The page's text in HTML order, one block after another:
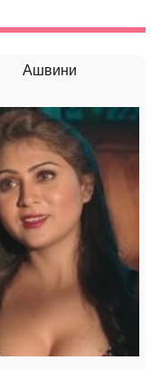
Ашвини